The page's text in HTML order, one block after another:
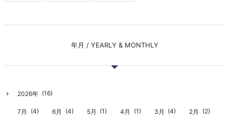
年月 / YEARLY & MONTHLY
2026年 (16)
7月 (4) 6月 (4) 5月 (1) 4月 (1) 3月 (4) 2月 (2)